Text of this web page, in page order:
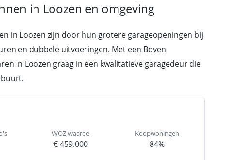
in Loozen en omgeving
in Loozen zijn door hun grotere garageopeningen bij
en dubbele uitvoeringen. Met een Boven
in Loozen graag in een kwalitatieve garagedeur die
WOZ-waarde
€ 459.000
Koopwoningen
84%